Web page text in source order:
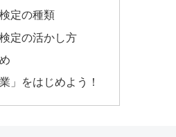
定の種類
定の活かし方
業」をはじめよう！